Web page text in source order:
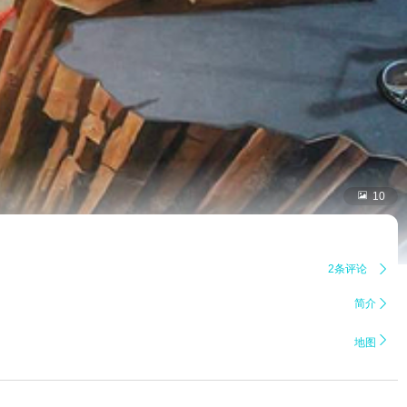
 10
2条评论 
简介 
地图 